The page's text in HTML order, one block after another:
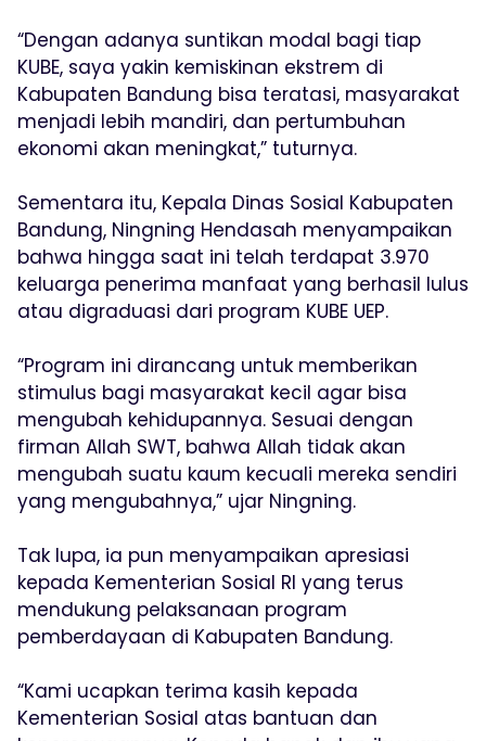
“Dengan adanya suntikan modal bagi tiap
KUBE, saya yakin kemiskinan ekstrem di
Kabupaten Bandung bisa teratasi, masyarakat
menjadi lebih mandiri, dan pertumbuhan
ekonomi akan meningkat,” tuturnya.
Sementara itu, Kepala Dinas Sosial Kabupaten
Bandung, Ningning Hendasah menyampaikan
bahwa hingga saat ini telah terdapat 3.970
keluarga penerima manfaat yang berhasil lulus
atau digraduasi dari program KUBE UEP.
“Program ini dirancang untuk memberikan
stimulus bagi masyarakat kecil agar bisa
mengubah kehidupannya. Sesuai dengan
firman Allah SWT, bahwa Allah tidak akan
mengubah suatu kaum kecuali mereka sendiri
yang mengubahnya,” ujar Ningning.
Tak lupa, ia pun menyampaikan apresiasi
kepada Kementerian Sosial RI yang terus
mendukung pelaksanaan program
pemberdayaan di Kabupaten Bandung.
“Kami ucapkan terima kasih kepada
Kementerian Sosial atas bantuan dan